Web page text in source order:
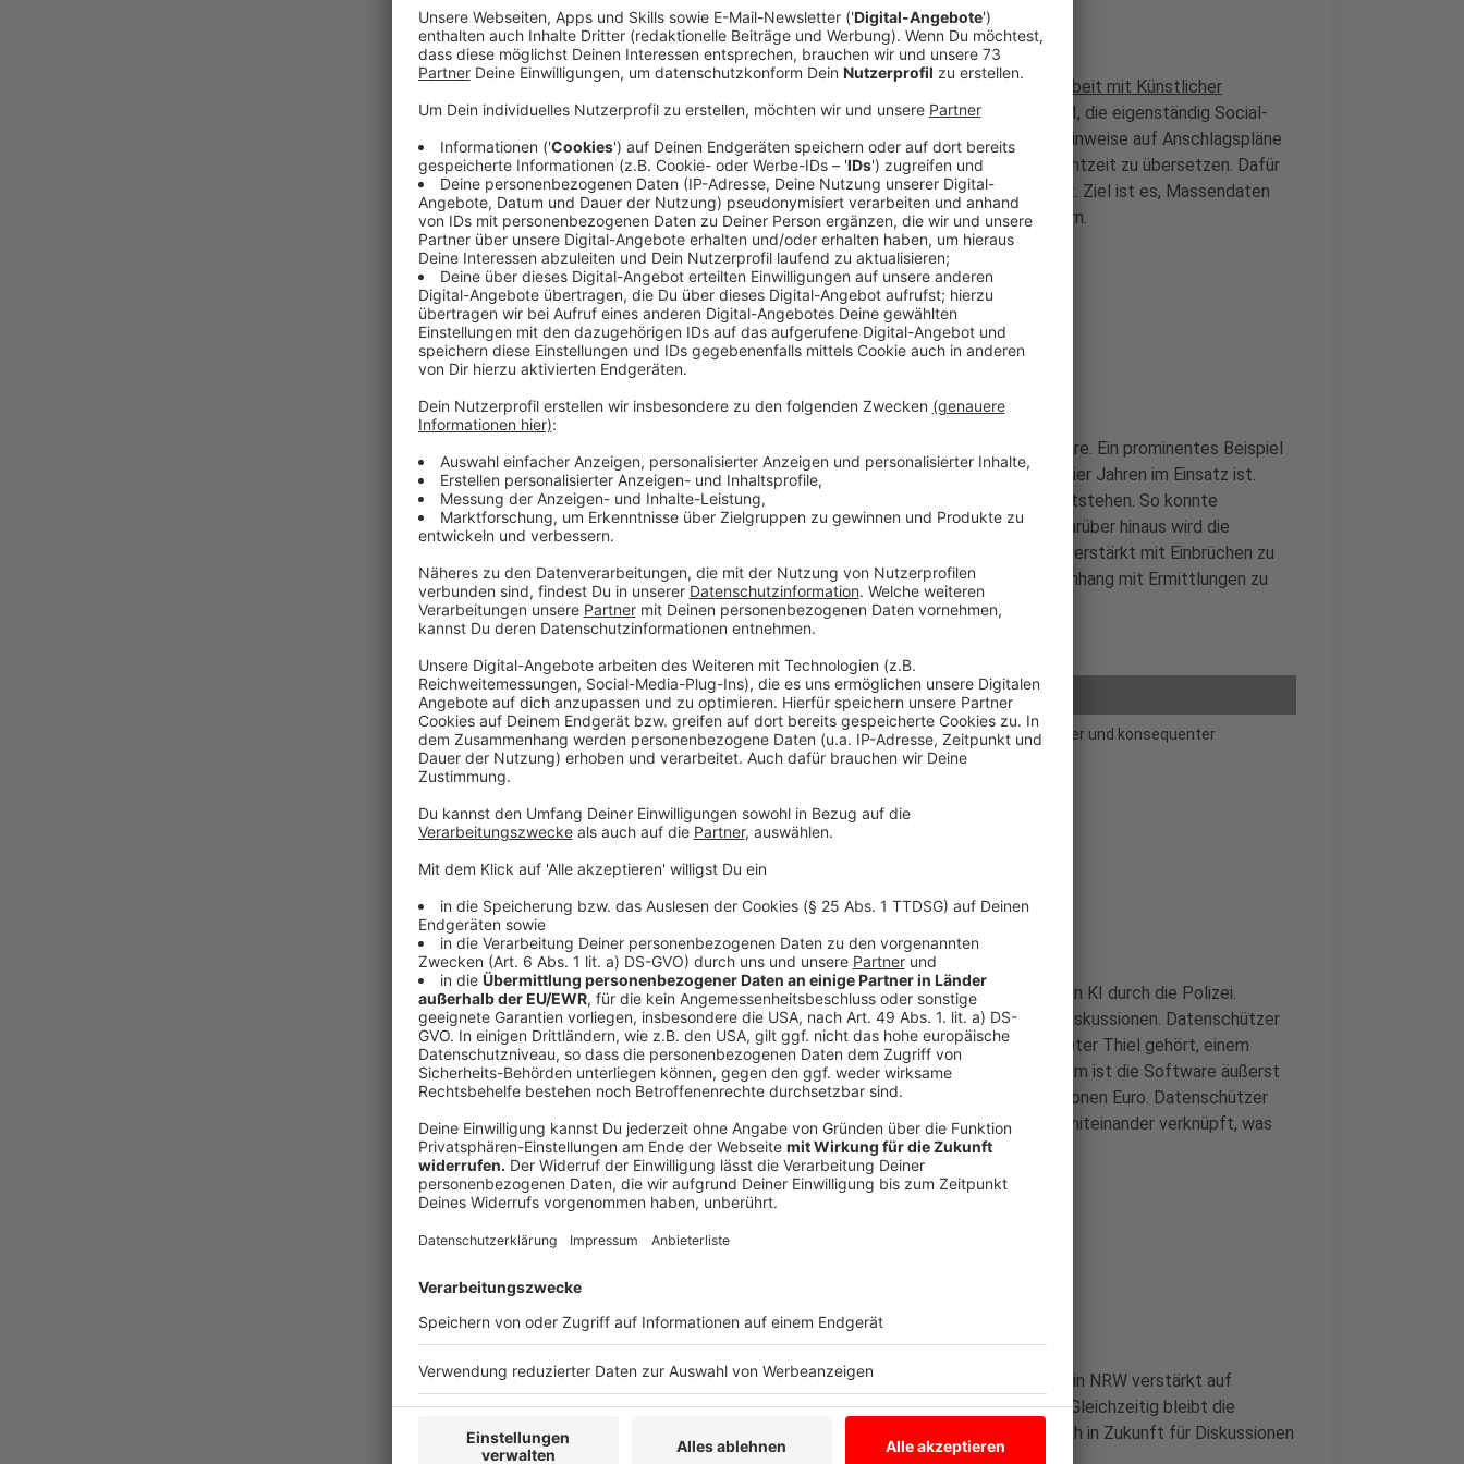
Anzeige
Noch in diesem Jahr will
die Polizei in Nordrhein-Westfalen ihre Arbeit mit Künstlicher
Intelligenz (KI) deutlich ausweiten. Geplant ist der Einsatz einer KI, die eigenständig Social-
Media-Kanäle und sogar verschlüsselte Foren durchforstet, um Hinweise auf Anschlagspläne
zu finden. Die KI soll außerdem in der Lage sein, Nachrichten in Echtzeit zu übersetzen. Dafür
wird im Rhein-Erft-Kreis eine spezielle Hardware-Anlage installiert. Ziel ist es, Massendaten
effizienter auszuwerten und so die Ermittlungsarbeit zu verbessern.
Anzeige
Bisherige Erfahrungen mit KI bei der Polizei
Anzeige
Die Polizei in NRW nutzt bereits seit Jahren KI-gestützte Software. Ein prominentes Beispiel
ist das Programm "Gotham" derUS-Firma Palantir, das seit etwa vier Jahren im Einsatz ist.
Diese Software hilft dabei, Straftaten zu verhindern, bevor sie entstehen. So konnte
beispielsweise eine anonyme Amokdrohung aufgeklärt werden. Darüber hinaus wird die
Software genutzt, um vorherzusagen, in welchen Wohngebieten verstärkt mit Einbrüchen zu
rechnen ist. Auch bei der Analyse von Datenmengen im Zusammenhang mit Ermittlungen zu
Kinderpornografie kommt KI bereits zum Einsatz.
© picture alliance/dpa | Volker Danisch
NRW-Innenminister Herbert Reul. Er ist großer Verfechter von schneller und konsequenter
Täterverfolgung.
Anzeige
Kritik an der Nutzung von KI
Anzeige
Trotz der Erfolge gibt es auch erhebliche Kritik an der Nutzung von KI durch die Polizei.
Besonders die Zusammenarbeit mit der Firma Palantir sorgt für Diskussionen. Datenschützer
und die Opposition kritisieren, dass Palantir dem Multimilliardär Peter Thiel gehört, einem
prominenten Unterstützer vomUS-Präsident Donald Trump
. Zudem ist die Software äußerst
kostspielig: Für sechs Jahre Nutzung zahlt das Land NRW 39 Millionen Euro. Datenschützer
sehen außerdem kritisch, dass Palantir polizeiliche Datenbanken miteinander verknüpft, was
potenziell sensible Informationen gefährden könnte.
Anzeige
Die geplante Ausweitung des KI-Einsatzes zeigt, dass die Polizei in NRW verstärkt auf
technologische Innovationen setzt, um ihre Arbeit zu optimieren. Gleichzeitig bleibt die
Debatte um Datenschutz und Kosten ein zentraler Punkt, der auch in Zukunft für Diskussionen
sorgen dürfte.